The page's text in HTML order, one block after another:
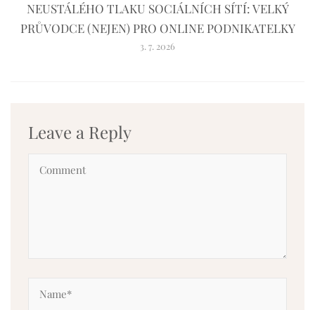
NEUSTÁLÉHO TLAKU SOCIÁLNÍCH SÍTÍ: VELKÝ
PRŮVODCE (NEJEN) PRO ONLINE PODNIKATELKY
3. 7. 2026
Leave a Reply